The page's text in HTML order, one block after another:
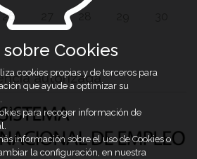
26 28
autorizada
Cookies
cookies propias y de terceros para
que ayude a optimizar su
para recoger información de
información sobre el uso de Cookies o
la configuración, en nuestra